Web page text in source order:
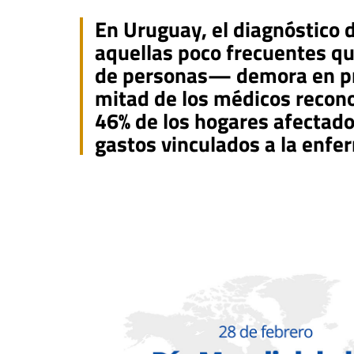
En Uruguay, el
aquellas poco frecuentes
de personas— demora en
mitad de los médicos
46% de los hogares
gastos vinculados a la